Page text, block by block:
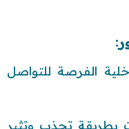
الفرصة للتواصل
بطريقة تجذب وتثير